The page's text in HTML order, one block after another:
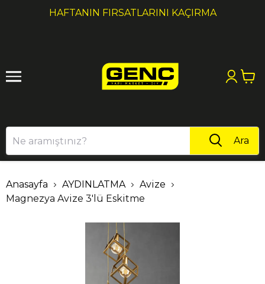
HAFTANIN FIRSATLARINI KAÇIRMA
1 2
Ara
Anasayfa AYDINLATMA
Avize
Magnezya Avize 3'lü Eskitme